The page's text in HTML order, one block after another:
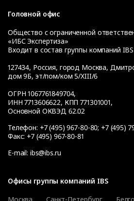
Головной офис
Общество с ограниченной
«ИБС Экспертиза»
Входит в состав группы компаний IBS
127434, Россия, город Москва,
дом 9Б, эт/пом/ком 5/XIII/6
ОГРН 1067761849704,
ИНН 7713606622, КПП 771301001,
Основной ОКВЭД 62.02
Телефон: +7 (495) 967-80-80; +7 (495)
Факс: +7 (495) 967-80-81
E-mail: ibs@ibs.ru
Офисы группы компаний IBS